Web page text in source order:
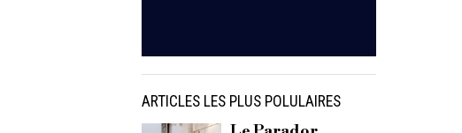
ARTICLES LES PLUS POLULAIRES